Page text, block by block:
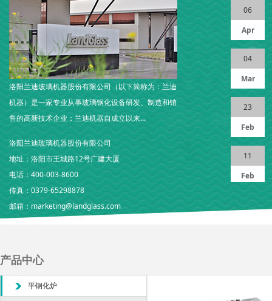
洛阳兰迪玻璃机器股份有限公司（以下简称为：兰迪
机器）是一家专业从事玻璃钢化设备研发、制造和销
售的高新技术企业；兰迪机器自成立以来...
洛阳兰迪玻璃机器股份有限公司
地址：洛阳市王城路12号广建大厦
电话：400-003-8600
传真：0379-65298878
邮箱：marketing@landglass.com
钢化玻璃的折边分别如何测量？
的玻璃立放在周转架上，玻璃接触辊道的下表面朝外，用300mm
后沿）方向，刀口尺的一端与玻璃前沿（…
炉(二)
最佳价值的玻璃钢化炉。 不要为了省钱而在质量和性能上妥协，因
而导致更高的长期成本。
炉(一)
化炉对于确保产品质量、效率和利润至关重要。 要做出明智的决
程中要有合适的加热曲线？
玻璃的软化点，则玻璃容易变形，严重影响钢化玻璃的表面质量；
，辐射的强度最大值向短波方向移动，…
06
Apr
04
Mar
23
Feb
11
Feb
产品中心
平钢化炉